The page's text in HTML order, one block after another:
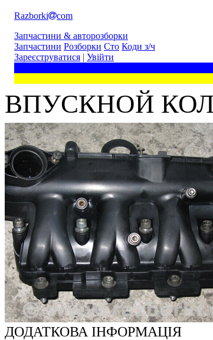
Razborki
com
Запчастини & авторозборки
Запчастини Розборки Сто Коди з/ч
Зареєструватися | Увійти
ВПУСКНОЙ
ДОДАТКОВА ІНФОРМАЦІЯ